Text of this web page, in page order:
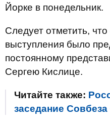
Йорке в понедельник.
Следует отметить,
выступления было
постоянному
Сергею Кислице.
Читайте также:
заседание